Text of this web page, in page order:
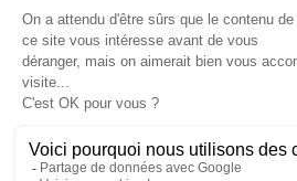
Grands comptes